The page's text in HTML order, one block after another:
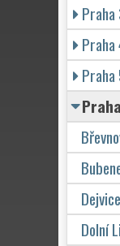
Praha
Praha
Praha
Dejvice
Dolní